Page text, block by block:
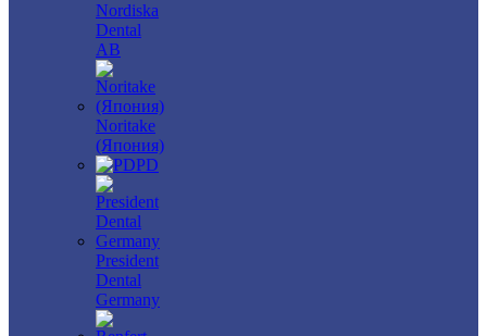
Nordiska
Dental
AB
Noritake
(Япония)
PD
President
Dental
Germany